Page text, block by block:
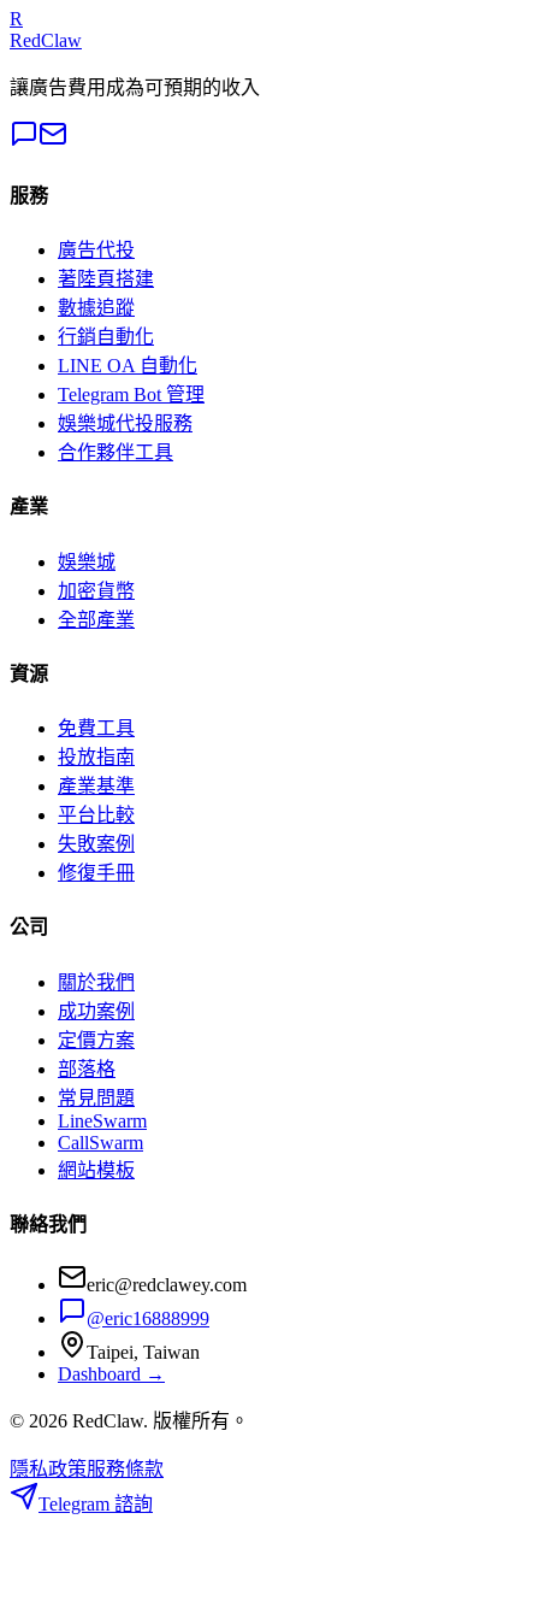
R
RedClaw
讓廣告費用成為可預期的收入
服務
廣告代投
著陸頁搭建
數據追蹤
行銷自動化
LINE OA 自動化
Telegram Bot 管理
娛樂城代投服務
合作夥伴工具
產業
娛樂城
加密貨幣
全部產業
資源
免費工具
投放指南
產業基準
平台比較
失敗案例
修復手冊
公司
關於我們
成功案例
定價方案
部落格
常見問題
LineSwarm
CallSwarm
網站模板
聯絡我們
eric@redclawey.com
@eric16888999
Taipei, Taiwan
Dashboard →
© 2026 RedClaw. 版權所有。
隱私政策服務條款
Telegram 諮詢